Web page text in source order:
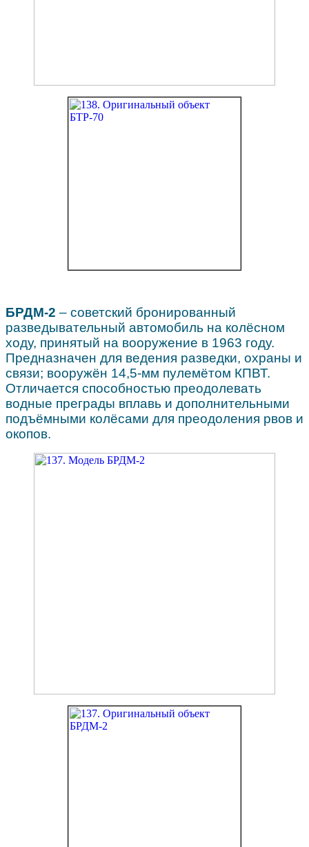
БРДМ-2 – советский бронированный
разведывательный автомобиль на колёсном
ходу, принятый на вооружение в 1963 году.
Предназначен для ведения разведки, охраны и
связи; вооружён 14,5-мм пулемётом КПВТ.
Отличается способностью преодолевать
водные преграды вплавь и дополнительными
подъёмными колёсами для преодоления рвов и
окопов.